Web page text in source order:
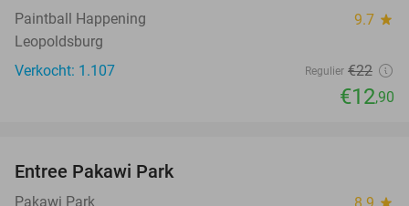
Paintball Happening 9.7 star
Leopoldsburg
Verkocht: 1.107
Regulier €22
€12,90
Entree Pakawi Park
Pakawi Park star